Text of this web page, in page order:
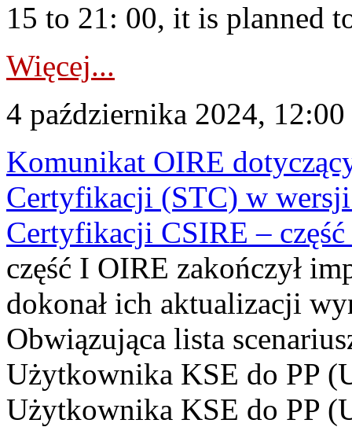
15 to 21: 00, it is planned
Więcej...
4 października 2024, 12:00
Komunikat OIRE
Certyfikacji (STC) w
Certyfikacji CSIRE –
część I OIRE zakończył
dokonał ich aktualizacji
Obwiązująca lista
Użytkownika KSE do PP
Użytkownika KSE do PP